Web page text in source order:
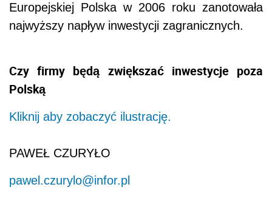
Europejskiej Polska w 2006 roku zanotowała
najwyższy napływ inwestycji zagranicznych.
Czy firmy będą zwiększać inwestycje poza
Polską
Kliknij aby zobaczyć ilustrację.
PAWEŁ CZURYŁO
pawel.czurylo@infor.pl